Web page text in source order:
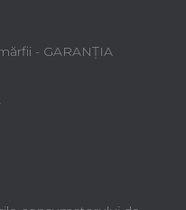
- GARANŢIA